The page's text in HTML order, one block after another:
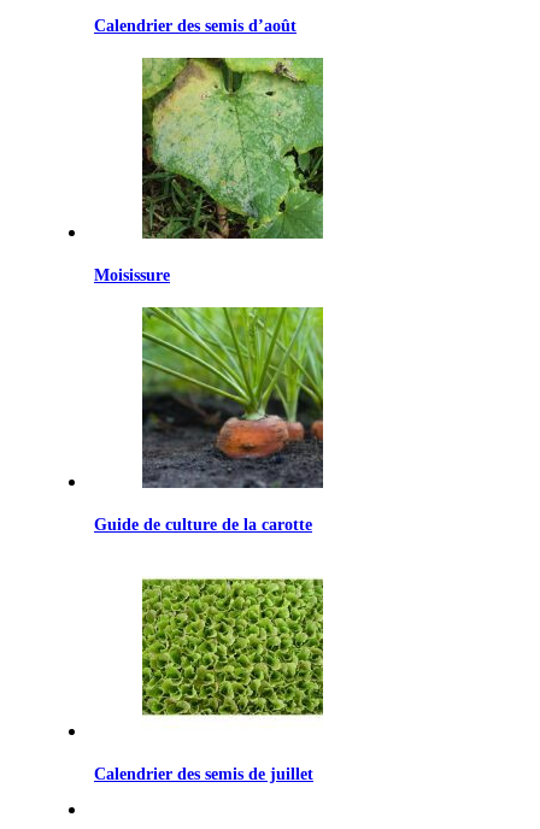
Calendrier des semis d’août
Moisissure
Guide de culture de la carotte
Calendrier des semis de juillet